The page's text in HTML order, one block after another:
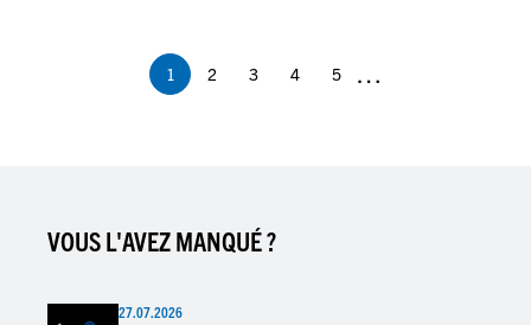
Page
courante
1 Page
2 Page
3 Page
4 Page
5 …
VOUS L'AVEZ MANQUÉ ?
27.07.2026